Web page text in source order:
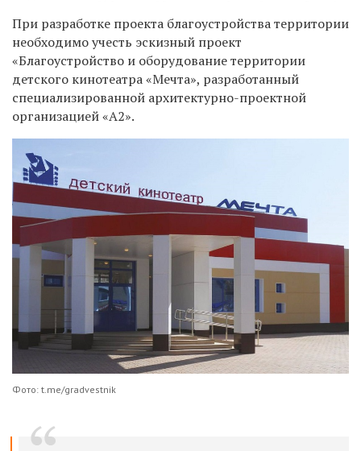
При разработке проекта благоустройства территории
необходимо учесть эскизный проект
«Благоустройство и оборудование территории
детского кинотеатра «Мечта», разработанный
специализированной архитектурно-проектной
организацией «А2».
Фото: t.me/gradvestnik